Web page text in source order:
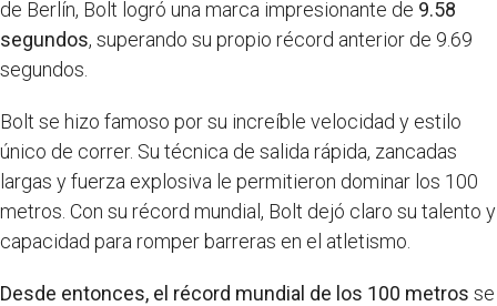
de Berlín, Bolt logró una marca impresionante de 9.58
segundos, superando su propio récord anterior de 9.69
segundos.
Bolt se hizo famoso por su increíble velocidad y estilo
único de correr. Su técnica de salida rápida, zancadas
largas y fuerza explosiva le permitieron dominar los 100
metros. Con su récord mundial, Bolt dejó claro su talento y
capacidad para romper barreras en el atletismo.
Desde entonces, el récord mundial de los 100 metros se